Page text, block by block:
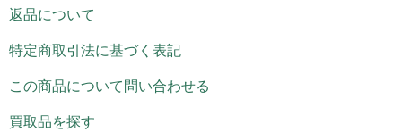
返品について
特定商取引法に基づく表記
この商品について問い合わせる
買取品を探す